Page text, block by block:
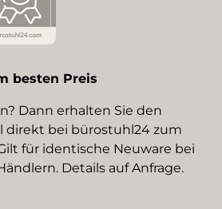
besten Preis
Dann erhalten Sie den
direkt bei bürostuhl24 zum
für identische Neuware bei
Details auf Anfrage.